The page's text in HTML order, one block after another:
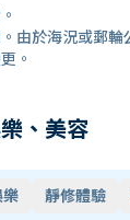
由於海況或郵
。
、美容
靜修體驗